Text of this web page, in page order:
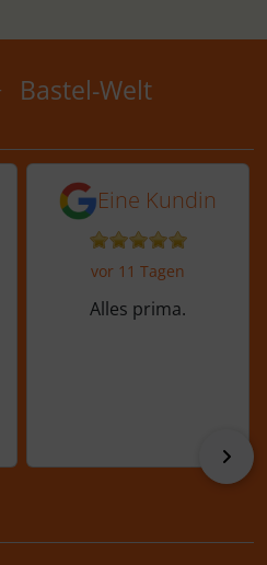
Welt
Bastel-Welt
von einer Kundin vor
5 von 5 Sternen
Eine Kundin
vor 11 Tagen
Alles prima.
vor